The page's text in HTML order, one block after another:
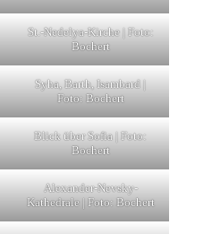
St.-Nedelya-Kirche | Foto:
Bochert
Syha, Barth, Isambard |
Foto: Bochert
Blick über Sofia | Foto:
Bochert
Alexander-Nevsky-
Kathedrale | Foto: Bochert